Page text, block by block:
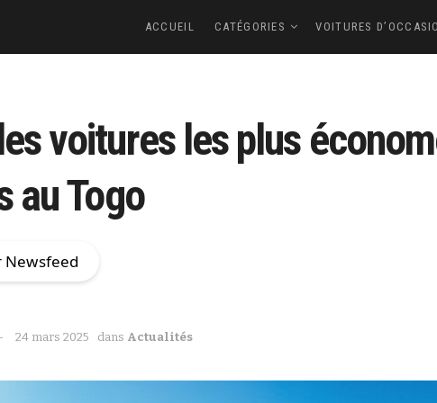
ACCUEIL CATÉGORIES VOITURES
voitures les plus
au Togo
24 mars 2025 dans Actualités